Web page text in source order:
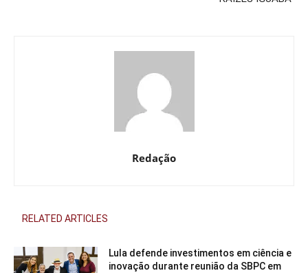
Redação
RELATED ARTICLES
Lula defende investimentos em ciência e
inovação durante reunião da SBPC em